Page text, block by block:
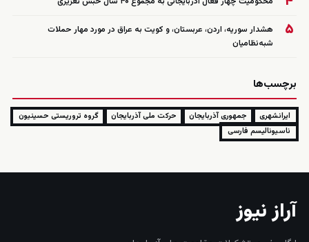
۵
هشدار سوریه، اردن، عربستان، و کویت به عراق در مورد مهار حملات
شبه‌نظامیان
برچسب‌ها
ایرانشهری جمهوری آذربایجان حرکت ملی آذربایجان
گروه تروریستی حسینیون
ناسیونالیسم فارسی
آراز نیوز